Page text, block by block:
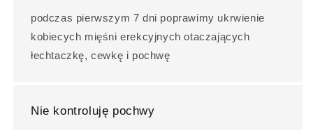
podczas pierwszym 7 dni poprawimy ukrwienie
kobiecych mięśni erekcyjnych otaczających
łechtaczkę, cewkę i pochwę
Nie kontroluję pochwy